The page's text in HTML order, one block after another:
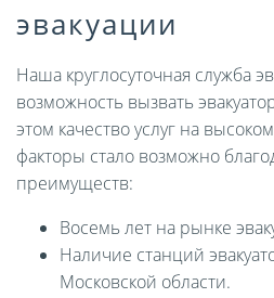
эвакуации
Наша круглосуточная служба
возможность вызвать
этом качество услуг на
факторы стало возможно
преимуществ:
Восемь лет на рынке
Наличие станций
Московской области.